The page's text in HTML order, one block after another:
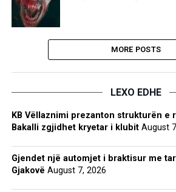
MORE POSTS
LEXO EDHE
KB Vëllaznimi prezanton strukturën e
Bakalli zgjidhet kryetar i klubit August
Gjendet një automjet i braktisur me
Gjakovë August 7, 2026